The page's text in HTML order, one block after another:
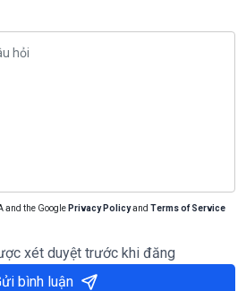
and the Google Privacy Policyand Terms of Service
xét duyệt trước khi đăng
bình luận